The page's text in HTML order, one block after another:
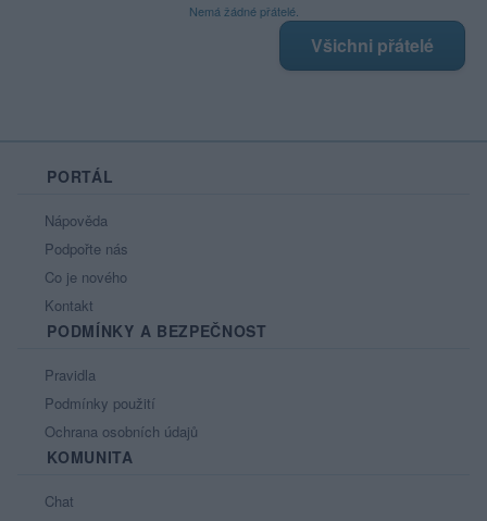
Nemá žádné přátelé.
Všichni přátelé
PORTÁL
Nápověda
Podpořte nás
Co je nového
Kontakt
PODMÍNKY A BEZPEČNOST
Pravidla
Podmínky použití
Ochrana osobních údajů
KOMUNITA
Chat